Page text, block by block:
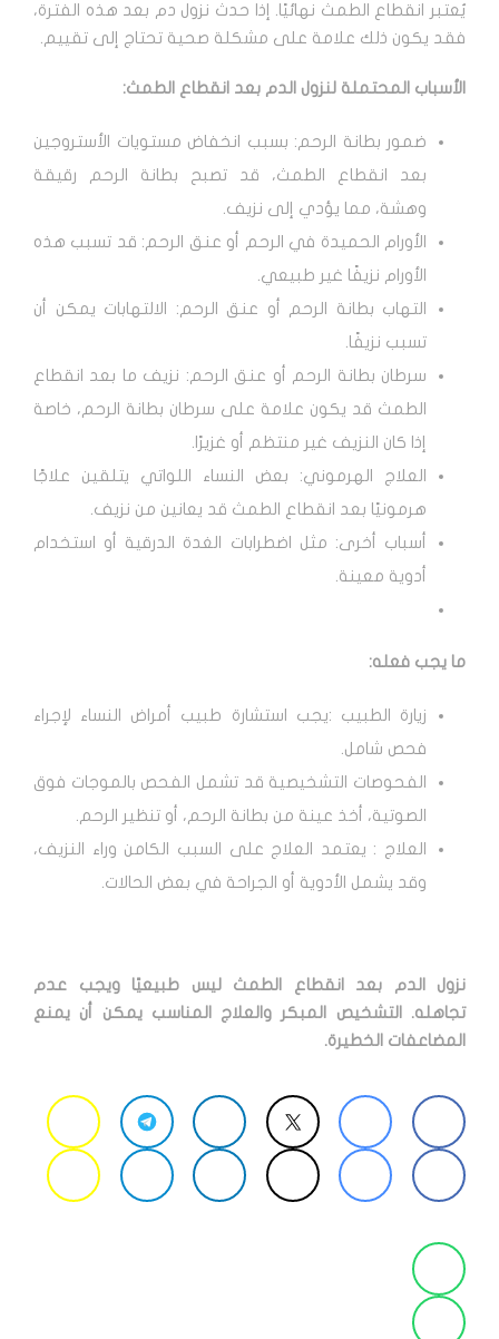
يُعتبر انقطاع الطمث نهائيًا. إذا حدث نزول دم بعد هذه الفترة،
فقد يكون ذلك علامة على مشكلة صحية تحتاج إلى تقييم.
الأسباب المحتملة لنزول الدم بعد انقطاع الطمث:
ضمور بطانة الرحم: بسبب انخفاض مستويات الأستروجين
بعد انقطاع الطمث، قد تصبح بطانة الرحم رقيقة
وهشة، مما يؤدي إلى نزيف.
الأورام الحميدة في الرحم أو عنق الرحم: قد تسبب هذه
الأورام نزيفًا غير طبيعي.
التهاب بطانة الرحم أو عنق الرحم: الالتهابات يمكن أن
تسبب نزيفًا.
سرطان بطانة الرحم أو عنق الرحم: نزيف ما بعد انقطاع
الطمث قد يكون علامة على سرطان بطانة الرحم، خاصة
إذا كان النزيف غير منتظم أو غزيرًا.
العلاج الهرموني: بعض النساء اللواتي يتلقين علاجًا
هرمونيًا بعد انقطاع الطمث قد يعانين من نزيف.
أسباب أخرى: مثل اضطرابات الغدة الدرقية أو استخدام
أدوية معينة.
ما يجب فعله:
زيارة الطبيب :يجب استشارة طبيب أمراض النساء لإجراء
فحص شامل.
الفحوصات التشخيصية قد تشمل الفحص بالموجات فوق
الصوتية، أخذ عينة من بطانة الرحم، أو تنظير الرحم.
العلاج : يعتمد العلاج على السبب الكامن وراء النزيف،
وقد يشمل الأدوية أو الجراحة في بعض الحالات.
نزول الدم بعد انقطاع الطمث ليس طبيعيًا ويجب عدم
تجاهله. التشخيص المبكر والعلاج المناسب يمكن أن يمنع
المضاعفات الخطيرة.